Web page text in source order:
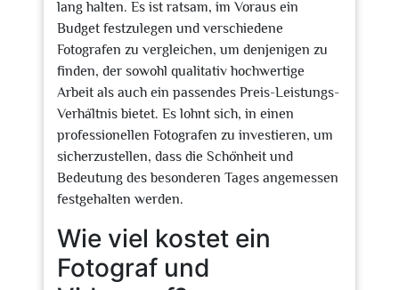
lang halten. Es ist ratsam, im Voraus ein
Budget festzulegen und verschiedene
Fotografen zu vergleichen, um denjenigen zu
finden, der sowohl qualitativ hochwertige
Arbeit als auch ein passendes Preis-Leistungs-
Verhältnis bietet. Es lohnt sich, in einen
professionellen Fotografen zu investieren, um
sicherzustellen, dass die Schönheit und
Bedeutung des besonderen Tages angemessen
festgehalten werden.
Wie viel kostet ein
Fotograf und